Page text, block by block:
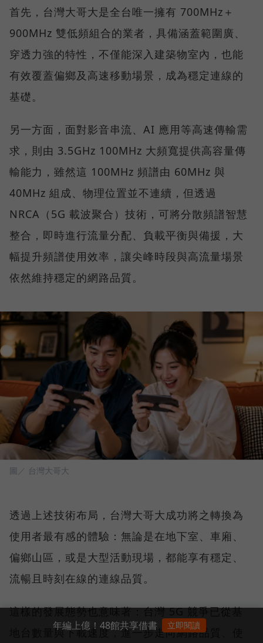
首先，台灣大哥大是全台唯一擁有 700MHz＋
900MHz 雙低頻組合的業者，具備涵蓋範圍廣、
穿透力強的特性，不僅能深入建築物室內，也能
有效覆蓋偏鄉及高速移動場景，成為穩定連線的
基礎。
另一方面，面對影音串流、AI 應用等高速傳輸需
求，則由 3.5GHz 100MHz 大頻寬提供高容量傳
輸能力，雖然這 100MHz 頻譜由 60MHz 與
40MHz 組成、物理位置並不連續，但透過
NRCA（5G 載波聚合）技術，可將分散頻譜智慧
整合，即時進行流量分配、負載平衡與備援，大
幅提升頻譜使用效率，讓尖峰時段與高流量場景
依然維持穩定的網路品質。
圖／ 台灣大哥大
透過上述技術布局，台灣大哥大成功將之轉換為
使用者最有感的體驗：無論是在地下室、車廂、
偏鄉山區，或是大型活動現場，都能享有穩定、
流暢且時刻在線的連線品質。
這樣的發展態勢也意味著：台灣 5G 競爭已從基
地台數量與下載速度，進一步走向網路品質、使
年編上億！48館共享借書 立即閱讀